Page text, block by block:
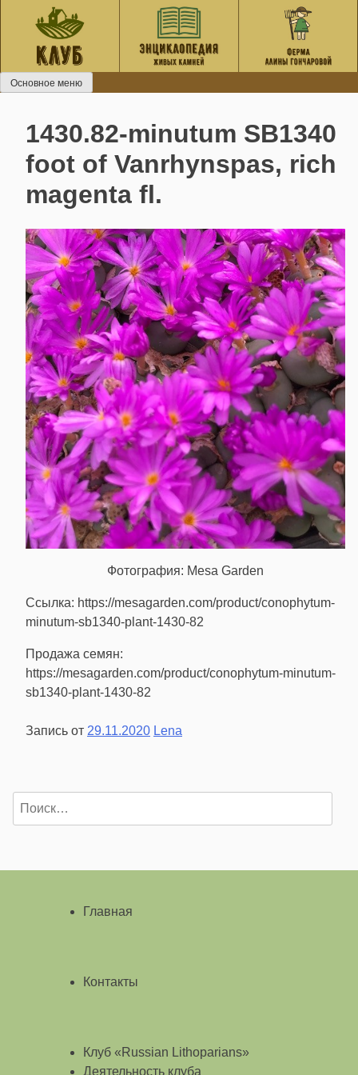
содержанию
Основное меню
1430.82-minutum SB1340
foot of Vanrhynspas, rich
magenta fl.
Фотография: Mesa Garden
Ссылка: https://mesagarden.com/product/conophytum-
minutum-sb1340-plant-1430-82
Продажа семян:
https://mesagarden.com/product/conophytum-minutum-
sb1340-plant-1430-82
Запись от 29.11.2020 Lena
Найти:
Главная
Контакты
Клуб «Russian Lithoparians»
Деятельность клуба